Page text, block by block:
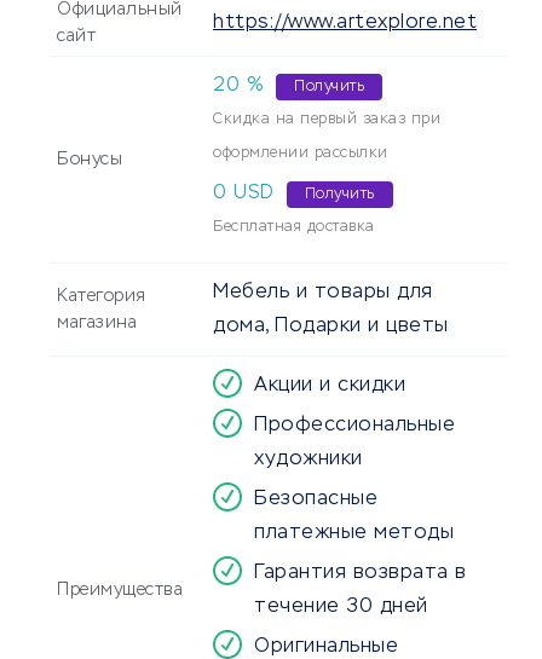
Официальный
сайт
https://www.artexplore.net
Бонусы
20 % Получить
Скидка на первый заказ при
оформлении рассылки
0 USD Получить
Бесплатная доставка
Категория
магазина
Мебель и товары для
дома, Подарки и цветы
Преимущества
Акции и скидки
Профессиональные
художники
Безопасные
платежные методы
Гарантия возврата в
течение 30 дней
Оригинальные